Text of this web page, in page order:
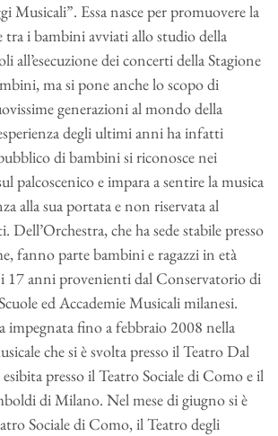
Musicali”. Essa nasce per promuovere la
tra i bambini avviati allo studio della
all’esecuzione dei concerti della Stagione
ma si pone anche lo scopo di
generazioni al mondo della
degli ultimi anni ha infatti
di bambini si riconosce nei
palcoscenico e impara a sentire la musica
alla sua portata e non riservata al
Dell’Orchestra, che ha sede stabile presso
fanno parte bambini e ragazzi in età
i 17 anni provenienti dal Conservatorio di
ed Accademie Musicali milanesi.
impegnata fino a febbraio 2008 nella
che si è svolta presso il Teatro Dal
presso il Teatro Sociale di Como e il
di Milano. Nel mese di giugno si è
Sociale di Como, il Teatro degli